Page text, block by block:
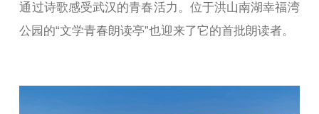
通过诗歌感受武汉的青春活力。位于洪山南湖幸福湾
公园的“文学青春朗读亭”也迎来了它的首批朗读者。